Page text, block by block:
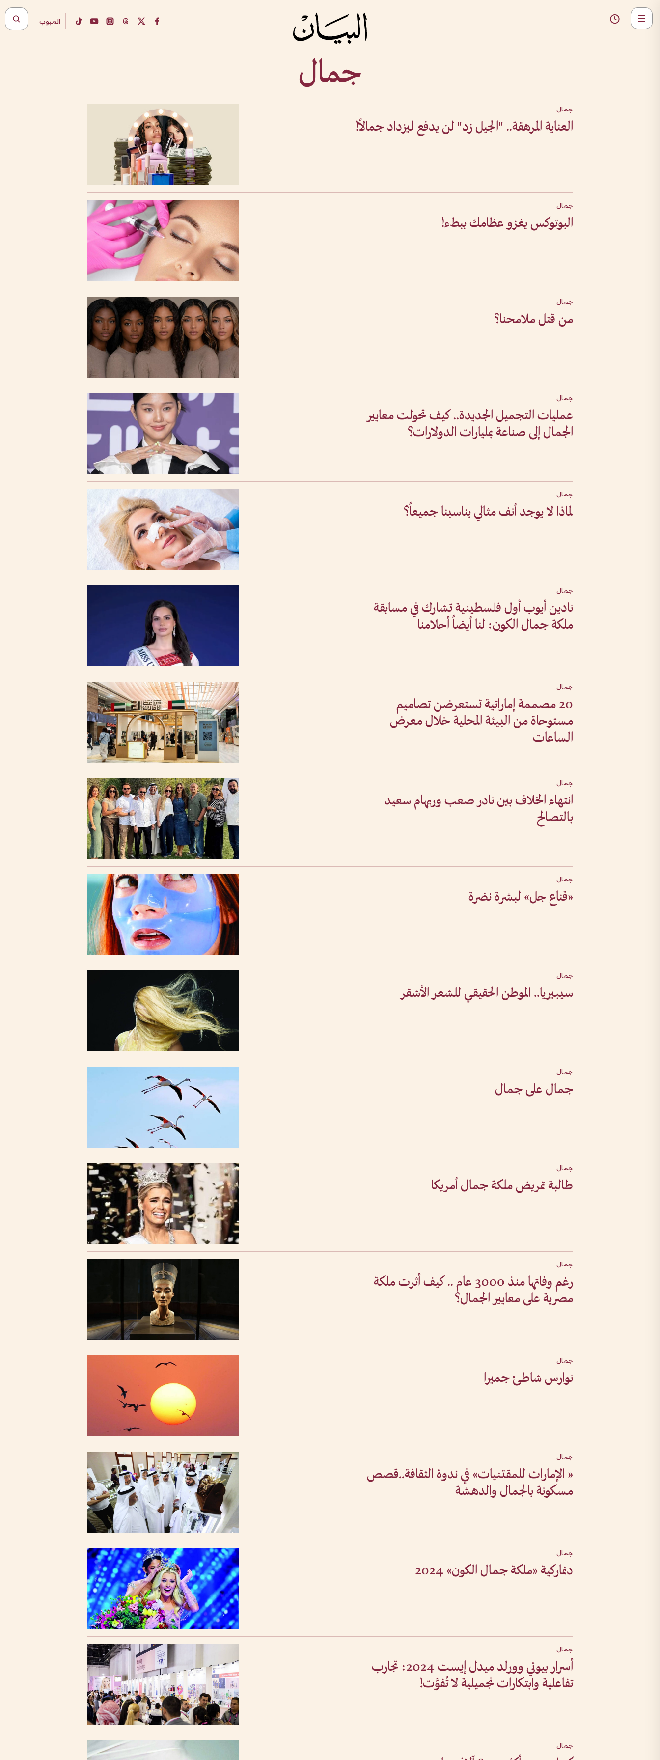
المبوب
جمال
جمال
العناية المرهقة.. "الجيل زد" لن يدفع ليزداد جمالاً!
جمال
البوتوكس يغزو عظامك ببطء!
جمال
من قتل ملامحنا؟
جمال
عمليات التجميل الجديدة.. كيف تحولت معايير
الجمال إلى صناعة بمليارات الدولارات؟
جمال
لماذا لا يوجد أنف مثالي يناسبنا جميعاً؟
جمال
نادين أيوب أول فلسطينية تشارك في مسابقة
ملكة جمال الكون: لنا أيضاً أحلامنا
جمال
20 مصممة إماراتية تستعرضن تصاميم
مستوحاة من البيئة المحلية خلال معرض
الساعات
جمال
انتهاء الخلاف بين نادر صعب وريهام سعيد
بالتصالح
جمال
«قناع جل» لبشرة نضرة
جمال
سيبيريا.. الموطن الحقيقي للشعر الأشقر
جمال
جمال على جمال
جمال
طالبة تمريض ملكة جمال أمريكا
جمال
رغم وفاتها منذ 3000 عام .. كيف أثرت ملكة
مصرية على معايير الجمال؟
جمال
نوارس شاطئ جميرا
جمال
« الإمارات للمقتنيات» في ندوة الثقافة..قصص
مسكونة بالجمال والدهشة
جمال
دنماركية «ملكة جمال الكون» 2024
جمال
أسرار بيوتي وورلد ميدل إيست 2024: تجارب
تفاعلية وابتكارات تجميلية لا تُفوَّت!
جمال